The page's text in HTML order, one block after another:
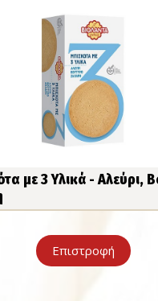
με 3 Υλικά - Αλεύρι,
Επιστροφή